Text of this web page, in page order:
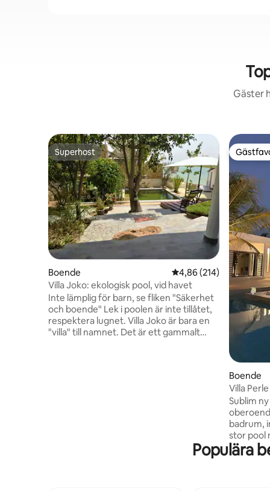
Gäster
Superhost
Superhost
Boende 4,86 av 5 i
4,86 (214)
Villa Joko: ekologisk pool, vid havet
Inte lämplig för barn, se fliken "Säkerhet
och boende" Lek i poolen är inte tillåtet,
respektera lugnet. Villa Joko är bara en
"villa" till namnet. Det är ett gammalt
Boende
Villa
Sublim
badrum,
stor pool
lounge,
stort
Populära